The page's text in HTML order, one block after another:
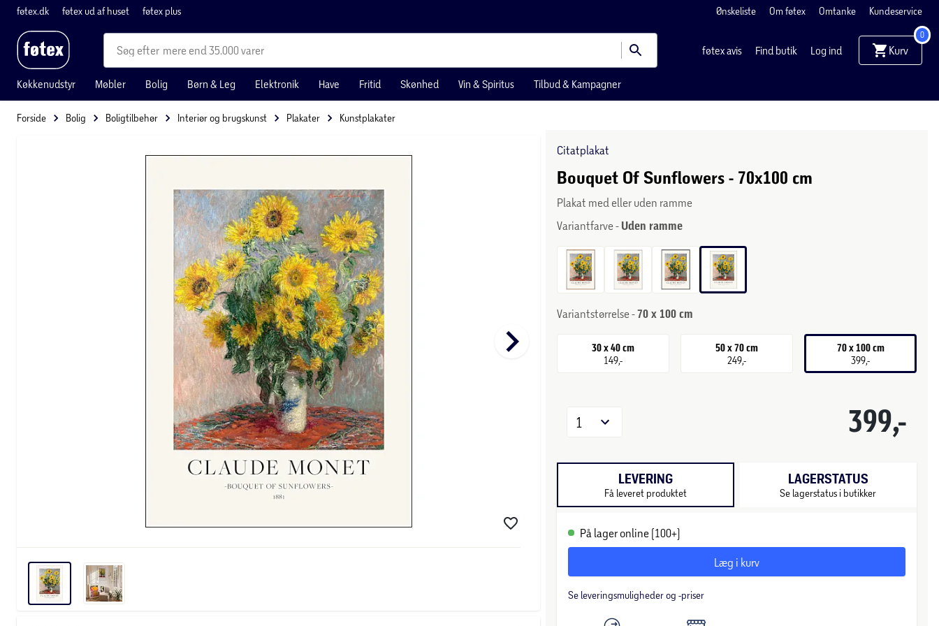
føtex.dk føtex ud af huset føtex plus Ønskeliste Om føtex Omtanke Kundeservice
mere end 35.000 varer føtex avis Find butik Log ind Kurv
0
Køkkenudstyr Møbler Bolig Børn & Leg Elektronik Have Fritid Skønhed Vin & Spiritus Tilbud & Kampagner
Forside Bolig Boligtilbehør Interiør og brugskunst Plakater Kunstplakater
keyboard_arrow_right
Citatplakat
Bouquet Of Sunflowers - 70x100 cm
Plakat med eller uden ramme
Variantfarve - Uden ramme
Variantstørrelse -70 x 100 cm
30 x 40 cm
149,-
50 x 70 cm
249,-
70 x 100 cm
399,-
399,-
1
LEVERING
Få leveret produktet
LAGERSTATUS
Se lagerstatus i butikker
På lager online (100+)
Læg i kurv
Se leveringsmuligheder og -priser